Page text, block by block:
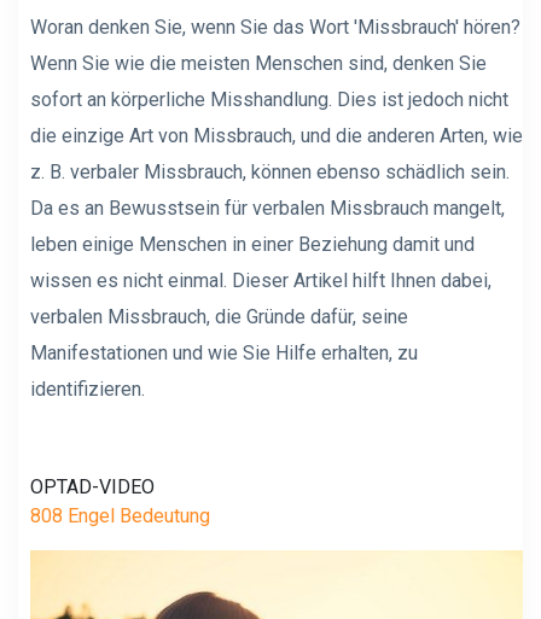
Woran denken Sie, wenn Sie das Wort 'Missbrauch' hören?
Wenn Sie wie die meisten Menschen sind, denken Sie
sofort an körperliche Misshandlung. Dies ist jedoch nicht
die einzige Art von Missbrauch, und die anderen Arten, wie
z. B. verbaler Missbrauch, können ebenso schädlich sein.
Da es an Bewusstsein für verbalen Missbrauch mangelt,
leben einige Menschen in einer Beziehung damit und
wissen es nicht einmal. Dieser Artikel hilft Ihnen dabei,
verbalen Missbrauch, die Gründe dafür, seine
Manifestationen und wie Sie Hilfe erhalten, zu
identifizieren.
OPTAD-VIDEO
808 Engel Bedeutung